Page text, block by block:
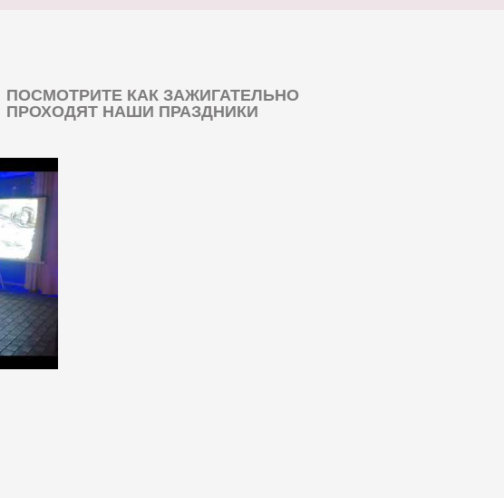
ПОСМОТРИТЕ КАК ЗАЖИГАТЕЛЬНО
ПРОХОДЯТ НАШИ ПРАЗДНИКИ